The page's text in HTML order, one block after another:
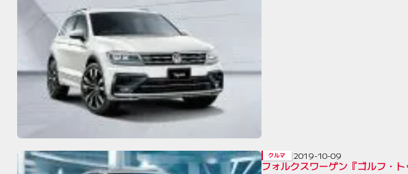
フォルクスワーゲン『ゴルフ・
クルマ 2019-10-09